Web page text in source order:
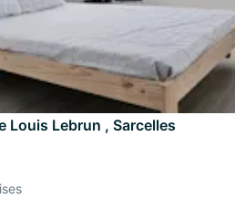
Louis Lebrun , Sarcelles